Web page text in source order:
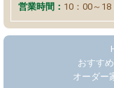
営業時間： 10：00～18
おすす
オーダー